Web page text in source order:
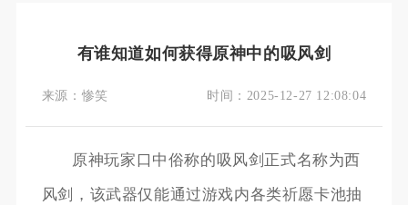
有谁知道如何获得原神中的吸风剑
来源： 惨笑 时间： 2025-12-27 12:08:04
原神玩家口中俗称的吸风剑正式名称为西
风剑，该武器仅能通过游戏内各类祈愿卡池抽